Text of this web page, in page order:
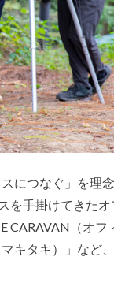
につなぐ」を理
を手掛けてきたオ
（オフ
キタキ）」など